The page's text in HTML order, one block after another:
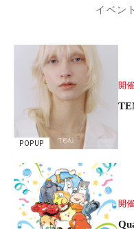
イベン
POPUP
開
開